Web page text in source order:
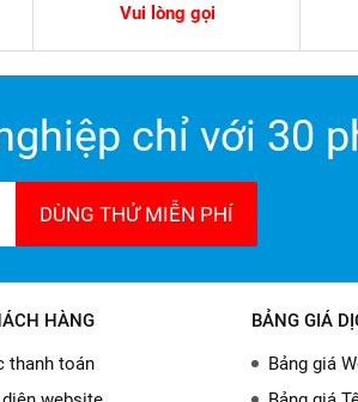
Vui lòng gọi
chỉ với 30
DÙNG THỬ MIỄN PHÍ
HÀNG
thanh toán
BẢNG GIÁ
Bảng giá